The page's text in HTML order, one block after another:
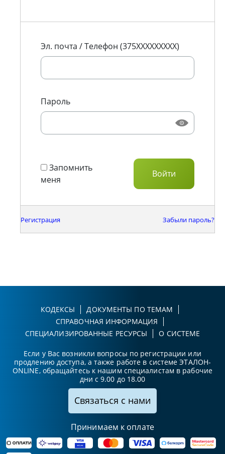
Эл. почта / Телефон (375XXXXXXXXX)
Пароль
Запомнить
меня
Регистрация Забыли пароль?
КОДЕКСЫ
ДОКУМЕНТЫ ПО ТЕМАМ
СПРАВОЧНАЯ ИНФОРМАЦИЯ
СПЕЦИАЛИЗИРОВАННЫЕ РЕСУРСЫ
О СИСТЕМЕ
Если у Вас возникли вопросы по регистрации или
продлению доступа, а также работе в системе ЭТАЛОН-
ONLINE, обращайтесь к нашим специалистам в рабочие
дни с 9.00 до 18.00
Связаться с нами
Принимаем к оплате